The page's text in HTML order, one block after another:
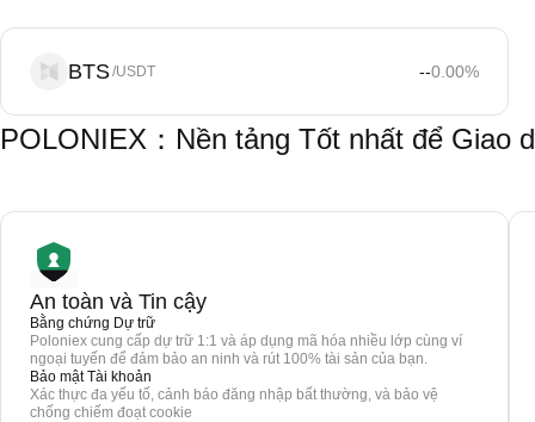
BTS/USDT --0.00%
POLONIEX：Nền tảng Tốt nhất để Giao
An toàn và Tin cậy
Bằng chứng Dự trữ
Poloniex cung cấp dự trữ 1:1 và áp dụng mã hóa nhiều lớp cùng ví
ngoại tuyến để đảm bảo an ninh và rút 100% tài sản của bạn.
Bảo mật Tài khoản
Xác thực đa yếu tố, cảnh báo đăng nhập bất thường, và bảo vệ
chống chiếm đoạt cookie